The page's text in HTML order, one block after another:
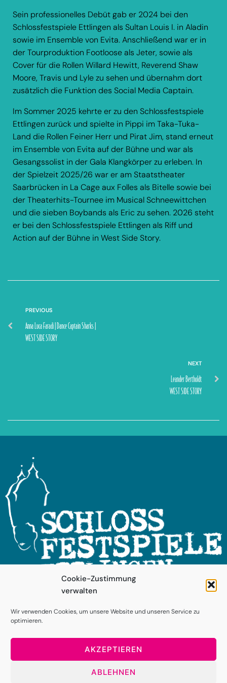
Cookie-Zustimmung
verwalten
Wir verwenden Cookies, um unsere Website und unseren Service zu
optimieren.
AKZEPTIEREN
ABLEHNEN
Sein professionelles Debüt gab er 2024 bei den
Schlossfestspiele Ettlingen als Sultan Louis I. in Aladin
sowie im Ensemble von Evita. Anschließend war er in
der Tourproduktion Footloose als Jeter, sowie als
Cover für die Rollen Willard Hewitt, Reverend Shaw
Moore, Travis und Lyle zu sehen und übernahm dort
zusätzlich die Funktion des Social Media Captain.
Im Sommer 2025 kehrte er zu den Schlossfestspiele
Ettlingen zurück und spielte in Pippi im Taka-Tuka-
Land die Rollen Feiner Herr und Pirat Jim, stand erneut
im Ensemble von Evita auf der Bühne und war als
Gesangssolist in der Gala Klangkörper zu erleben. In
der Spielzeit 2025/26 war er am Staatstheater
Saarbrücken in La Cage aux Folles als Bitelle sowie bei
der Theaterhits-Tournee im Musical Schneewittchen
und die sieben Boybands als Eric zu sehen. 2026 steht
er bei den Schlossfestspiele Ettlingen als Riff und
Action auf der Bühne in West Side Story.
PREVIOUS
Anna Luca Faradi | Dance Captain Sharks |
WEST SIDE STORY
NEXT
Leander Bertholdt
WEST SIDE STORY
FOLGEN SIE UNS!